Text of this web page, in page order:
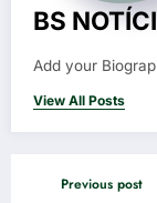
BS
Add your
View All Posts
Previous post